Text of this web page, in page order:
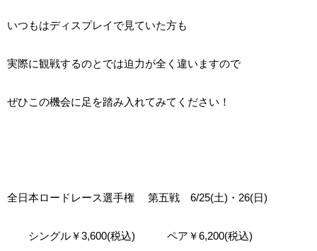
いつもはディスプレイで見ていた方も
実際に観戦するのとでは迫力が全く違いますので
ぜひこの機会に足を踏み入れてみてください！
全日本ロードレース選手権 第五戦 6/25(土)・26(日)
シングル￥3,600(税込) ペア￥6,200(税込)